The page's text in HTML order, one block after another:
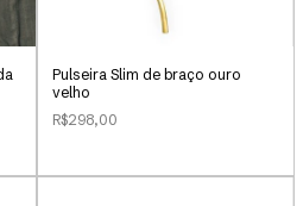
Pulseira Slim de braço ouro
velho
R$298,00